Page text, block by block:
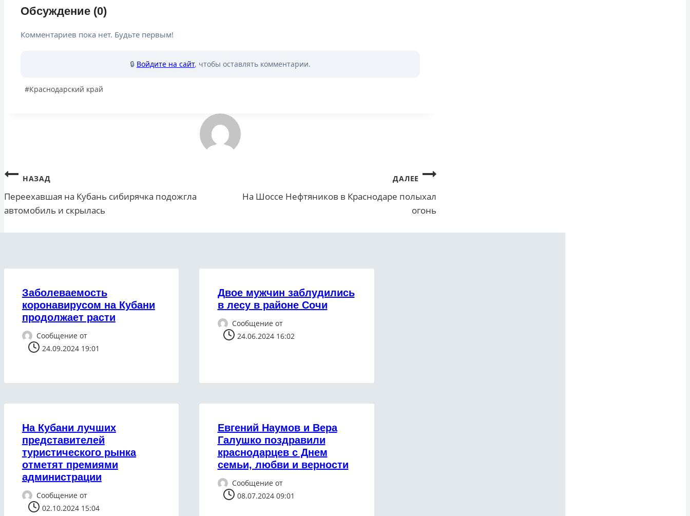
Обсуждение (0)
Комментариев пока нет. Будьте первым!
🔒 Войдите на сайт, чтобы оставлять комментарии.
Метки
#Краснодарский край
Навигация
по
НАЗАД
Переехавшая на Кубань сибирячка подожгла
автомобиль и скрылась
ДАЛЕЕ
На Шоссе Нефтяников в Краснодаре полыхал
огонь
Заболеваемость
коронавирусом на Кубани
продолжает расти
Сообщение от
24.09.2024 19:01
Двое мужчин заблудились
в лесу в районе Сочи
Сообщение от
24.06.2024 16:02
На Кубани лучших
представителей
туристического рынка
отметят премиями
администрации
Сообщение от
02.10.2024 15:04
Евгений Наумов и Вера
Галушко поздравили
краснодарцев с Днем
семьи, любви и верности
Сообщение от
08.07.2024 09:01